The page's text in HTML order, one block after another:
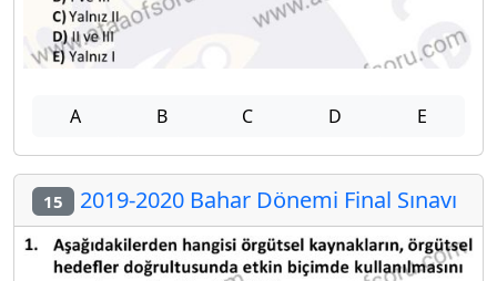
A B C D E
15 2019-2020 Bahar Dönemi Final Sınavı